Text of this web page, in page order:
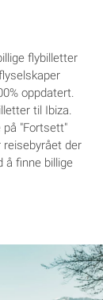
flybilletter
oppdatert.
til Ibiza.
på "Fortsett"
reisebyrået der
å finne billige